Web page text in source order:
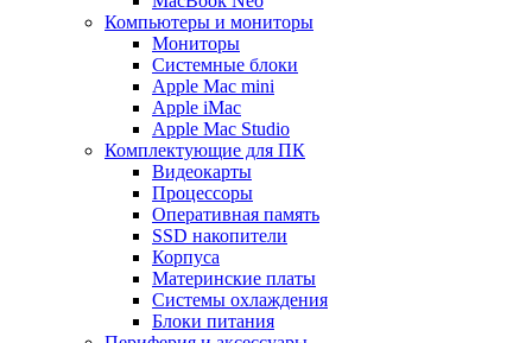
Компьютеры и мониторы
Мониторы
Системные блоки
Apple Mac mini
Apple iMac
Apple Mac Studio
Комплектующие для ПК
Видеокарты
Процессоры
Оперативная память
SSD накопители
Корпуса
Материнские платы
Системы охлаждения
Блоки питания